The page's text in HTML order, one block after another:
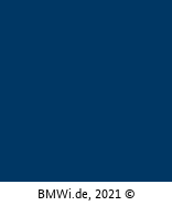
BMWi.de, 2021 ©